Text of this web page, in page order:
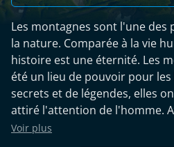
Les montagnes sont l'une des
la nature. Comparée à la vie
histoire est une éternité. Les
été un lieu de pouvoir pour
secrets et de légendes, elles
attiré l'attention de l'homme.
leur importance historique et
Voir plus